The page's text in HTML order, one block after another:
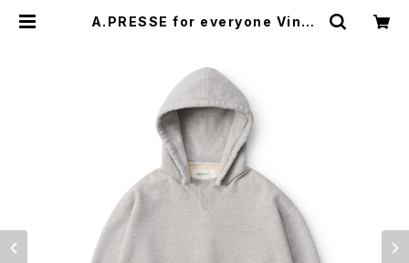
A.PRESSE for everyone Vinta